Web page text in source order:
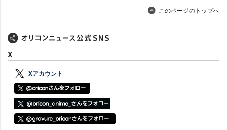
このページのトップへ
X
Xアカウント